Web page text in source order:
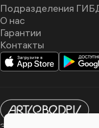
Подразделения
О нас
Гарантии
Контакты